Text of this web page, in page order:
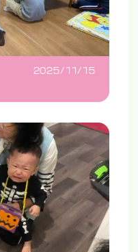
2025/11/15